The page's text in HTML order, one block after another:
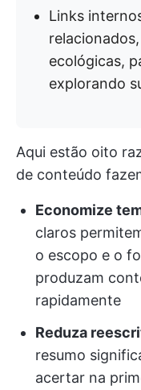
Links
ecológicas,
explorando
Aqui estão oito
de conteúdo
Economize
claros
o escopo e o
produzam
rapidamente
Reduza
resumo
acertar na